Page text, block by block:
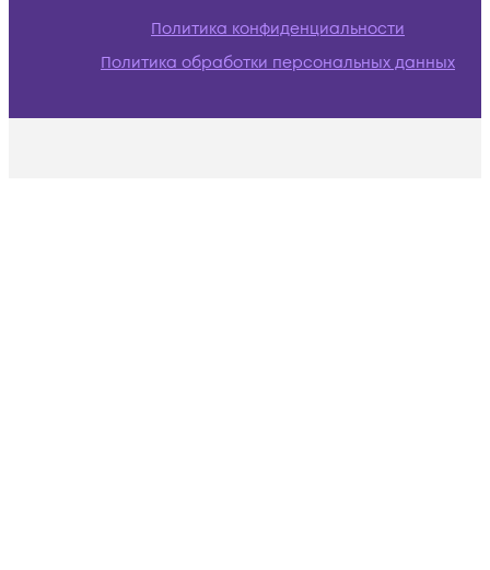
Политика конфиденциальности
Политика обработки персональных данных